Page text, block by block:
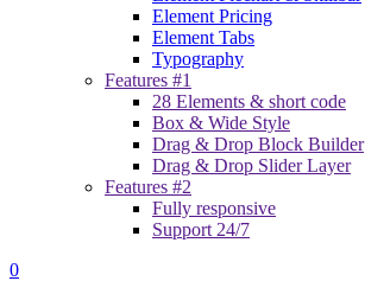
Element Pricing
Element Tabs
Typography
Features #1
28 Elements & short code
Box & Wide Style
Drag & Drop Block Builder
Drag & Drop Slider Layer
Features #2
Fully responsive
Support 24/7
0